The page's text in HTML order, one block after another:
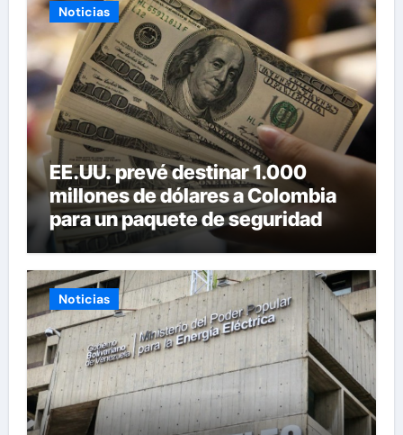
Noticias
EE.UU. prevé destinar 1.000
millones de dólares a Colombia
para un paquete de seguridad
Noticias